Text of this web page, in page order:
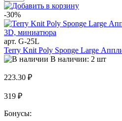
-30%
арт. G-25L
Terry Knit Poly Sponge Large
В наличии: 2 шт
223.30 ₽
319 ₽
Бонусы: